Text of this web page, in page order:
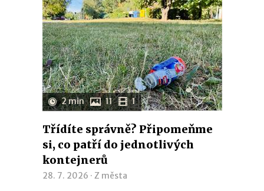
2 min 11 1
Třídíte správně? Připomeňme
si, co patří do jednotlivých
kontejnerů
28. 7. 2026 · Z města